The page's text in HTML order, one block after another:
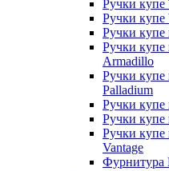
Ручки купе
Ручки купе
Ручки
Ручки
Armadillo
Ручки
Palladium
Ручки
Ручки
Ручки
Vantage
Фурнитура